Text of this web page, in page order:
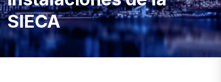
SIECA